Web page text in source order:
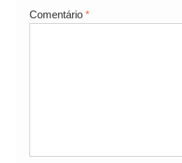
Comentário *